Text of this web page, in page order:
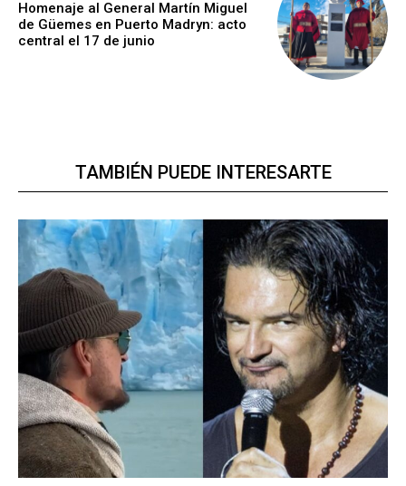
Homenaje al General Martín Miguel
de Güemes en Puerto Madryn: acto
central el 17 de junio
TAMBIÉN PUEDE INTERESARTE